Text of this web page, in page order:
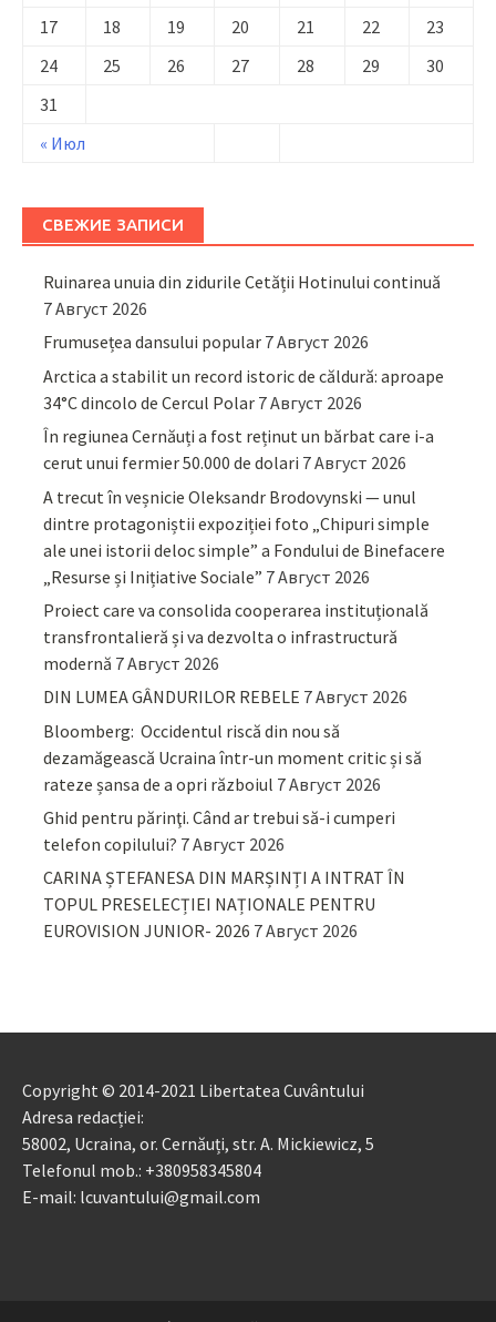
« Июл
17
18 19 20 21 22
23
24
25 26 27 28 29
30
31
СВЕЖИЕ ЗАПИСИ
Ruinarea unuia din zidurile Cetății Hotinului continuă
7 Август 2026
Frumusețea dansului popular 7 Август 2026
Arctica a stabilit un record istoric de căldură: aproape
34°C dincolo de Cercul Polar 7 Август 2026
În regiunea Cernăuți a fost reținut un bărbat care i-a
cerut unui fermier 50.000 de dolari 7 Август 2026
A trecut în veșnicie Oleksandr Brodovynski — unul
dintre protagoniștii expoziției foto „Chipuri simple
ale unei istorii deloc simple” a Fondului de Binefacere
„Resurse și Inițiative Sociale” 7 Август 2026
Proiect care va consolida cooperarea instituțională
transfrontalieră și va dezvolta o infrastructură
modernă 7 Август 2026
DIN LUMEA GÂNDURILOR REBELE 7 Август 2026
Bloomberg: Occidentul riscă din nou să
dezamăgească Ucraina într-un moment critic și să
rateze șansa de a opri războiul 7 Август 2026
Ghid pentru părinţi. Când ar trebui să-i cumperi
telefon copilului? 7 Август 2026
CARINA ȘTEFANESA DIN MARȘINȚI A INTRAT ÎN
TOPUL PRESELECȚIEI NAȚIONALE PENTRU
EUROVISION JUNIOR- 2026 7 Август 2026
Copyright © 2014-2021 Libertatea Cuvântului
Adresa redacției:
58002, Ucraina, or. Cernăuți, str. A. Mickiewicz, 5
Telefonul mob.: +380958345804
E-mail: lcuvantului@gmail.com